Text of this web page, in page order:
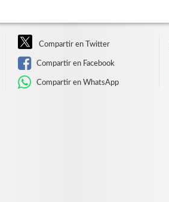
Compartir en Twitter
Compartir en Facebook
Compartir en WhatsApp